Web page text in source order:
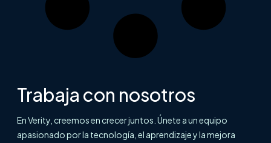
Trabaja con nosotros
En Verity, creemos en crecer juntos. Únete a un equipo
apasionado por la tecnología, el aprendizaje y la mejora